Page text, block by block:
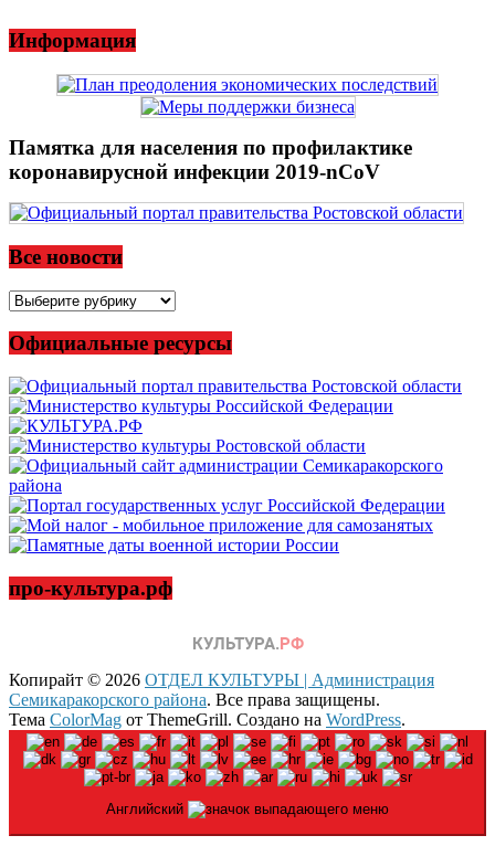
Информация
Памятка для населения по профилактике
коронавирусной инфекции 2019-nCoV
Все новости
Все
Официальные ресурсы
про-культура.рф
Копирайт © 2026 ОТДЕЛ КУЛЬТУРЫ | Администрация
Семикаракорского района. Все права защищены.
Тема ColorMag от ThemeGrill. Создано на WordPress.
Английский